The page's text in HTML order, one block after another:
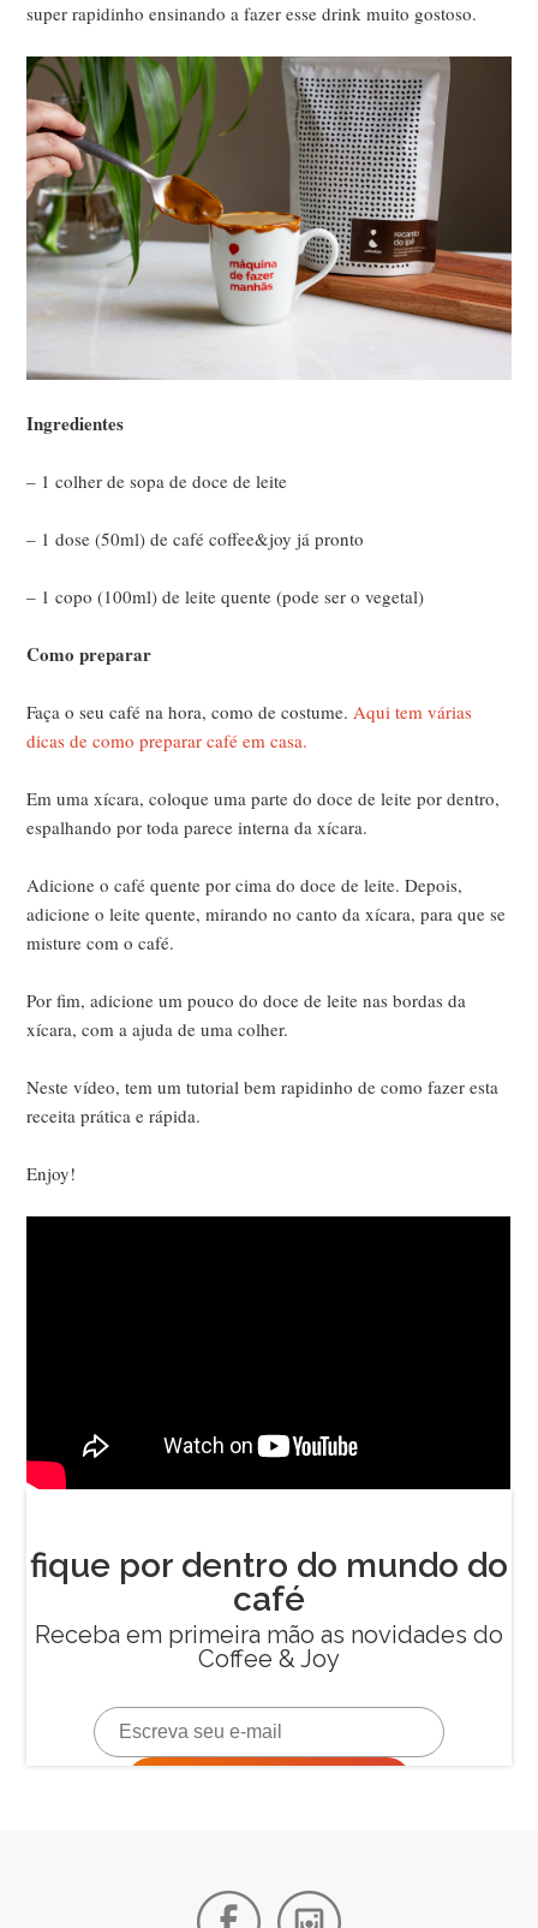
super rapidinho ensinando a fazer esse drink muito gostoso.
Ingredientes
– 1 colher de sopa de doce de leite
– 1 dose (50ml) de café coffee&joy já pronto
– 1 copo (100ml) de leite quente (pode ser o vegetal)
Como preparar
Faça o seu café na hora, como de costume. Aqui tem várias
dicas de como preparar café em casa.
Em uma xícara, coloque uma parte do doce de leite por dentro,
espalhando por toda parece interna da xícara.
Adicione o café quente por cima do doce de leite. Depois,
adicione o leite quente, mirando no canto da xícara, para que se
misture com o café.
Por fim, adicione um pouco do doce de leite nas bordas da
xícara, com a ajuda de uma colher.
Neste vídeo, tem um tutorial bem rapidinho de como fazer esta
receita prática e rápida.
Enjoy!